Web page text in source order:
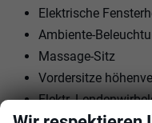
Elektrische
Ambiente-
Massage-Sitz
Vordersitze
Elektr.